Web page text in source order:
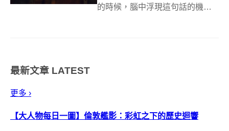
的時候，腦中浮現這句話的機率
最新文章 LATEST
更多 ›
【大人物每日一圖】倫敦艦影：彩虹之下的歷史迴響